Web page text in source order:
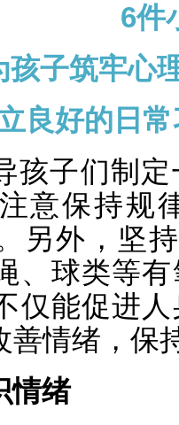
6件
孩子筑牢心
良好的日
孩子们制
意保持规
另外，坚
、球类等
仅能促进
善情绪，保
情绪